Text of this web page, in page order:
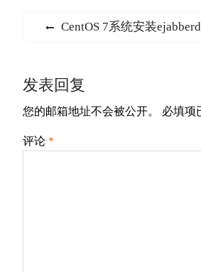
航
Previous
CentOS 7系统安装
发表回复
您的邮箱地址不会被公开。 必填项
评论 *